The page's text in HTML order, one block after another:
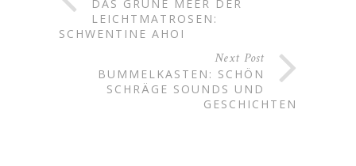
DAS GRÜNE MEER DER
LEICHTMATROSEN:
SCHWENTINE AHOI
Next Post
BUMMELKASTEN: SCHÖN
SCHRÄGE SOUNDS UND
GESCHICHTEN